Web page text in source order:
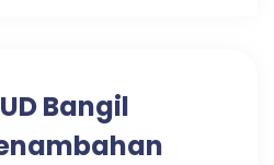
Bangil